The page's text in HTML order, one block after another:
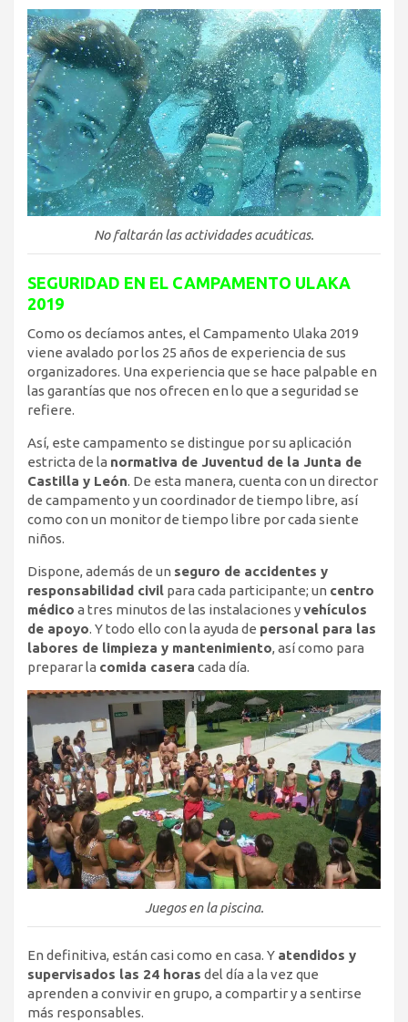
No faltarán las actividades acuáticas.
SEGURIDAD EN EL CAMPAMENTO ULAKA
2019
Como os decíamos antes, el Campamento Ulaka 2019
viene avalado por los 25 años de experiencia de sus
organizadores. Una experiencia que se hace palpable en
las garantías que nos ofrecen en lo que a seguridad se
refiere.
Así, este campamento se distingue por su aplicación
estricta de la normativa de Juventud de la Junta de
Castilla y León. De esta manera, cuenta con un director
de campamento y un coordinador de tiempo libre, así
como con un monitor de tiempo libre por cada siente
niños.
Dispone, además de un seguro de accidentes y
responsabilidad civil para cada participante; un centro
médico a tres minutos de las instalaciones yvehículos
de apoyo. Y todo ello con la ayuda de personal para las
labores de limpieza y mantenimiento, así como para
preparar la comida casera cada día.
Juegos en la piscina.
En definitiva, están casi como en casa. Y atendidos y
supervisados las 24 horas del día a la vez que
aprenden a convivir en grupo, a compartir y a sentirse
más responsables.